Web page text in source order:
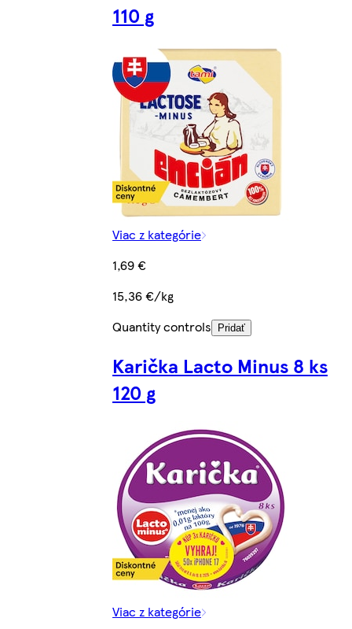
110 g
Viac z kategórie
1,69 €
15,36 €/kg
Quantity controls
Pridať
Karička Lacto Minus 8 ks
120 g
Viac z kategórie